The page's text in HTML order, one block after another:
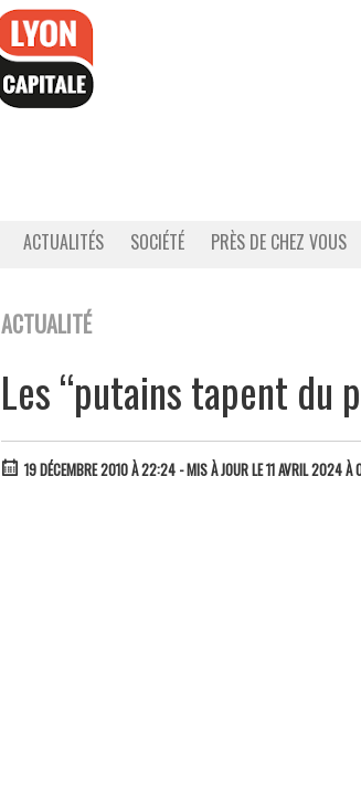
ACTUALITÉS SOCIÉTÉ PRÈS DE CHEZ VOUS
ACTUALITÉ
Les “putains tapent du
19 DÉCEMBRE 2010 À 22:24 - MIS À JOUR LE 11 AVRIL 2024